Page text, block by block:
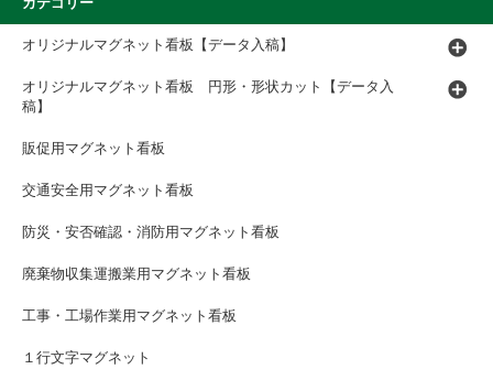
カテゴリー
オリジナルマグネット看板【データ入稿】
オリジナルマグネット看板 円形・形状カット【データ入
稿】
販促用マグネット看板
交通安全用マグネット看板
防災・安否確認・消防用マグネット看板
廃棄物収集運搬業用マグネット看板
工事・工場作業用マグネット看板
１行文字マグネット